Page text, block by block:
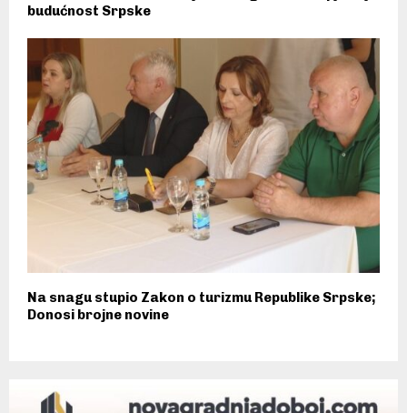
budućnost Srpske
Na snagu stupio Zakon o turizmu Republike Srpske;
Donosi brojne novine